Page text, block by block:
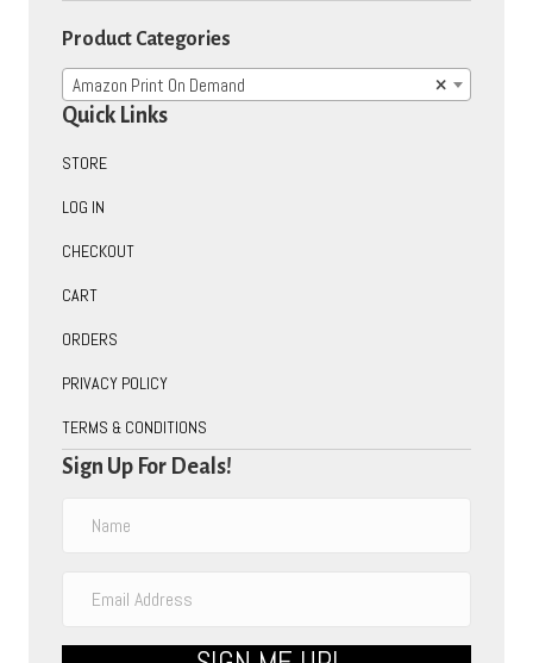
Product Categories
×
Amazon Print On Demand
Quick Links
STORE
LOG IN
CHECKOUT
CART
ORDERS
PRIVACY POLICY
TERMS & CONDITIONS
Sign Up For Deals!